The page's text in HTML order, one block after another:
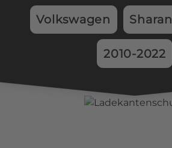
Volkswagen Sharan
2010-2022
Bildergalerie überspringen